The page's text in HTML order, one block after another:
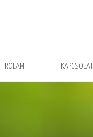
RÓLAM KAPCSOLAT